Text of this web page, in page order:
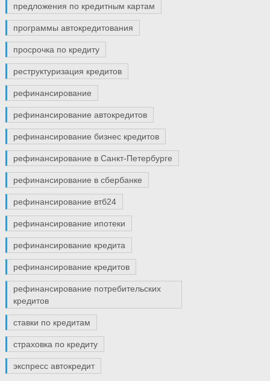
предложения по кредитным картам
программы автокредитования
просрочка по кредиту
реструктуризация кредитов
рефинансирование
рефинансирование автокредитов
рефинансирование бизнес кредитов
рефинансирование в Санкт-Петербурге
рефинансирование в сбербанке
рефинансирование втб24
рефинансирование ипотеки
рефинансирование кредита
рефинансирование кредитов
рефинансирование потребительских
кредитов
ставки по кредитам
страховка по кредиту
экспресс автокредит